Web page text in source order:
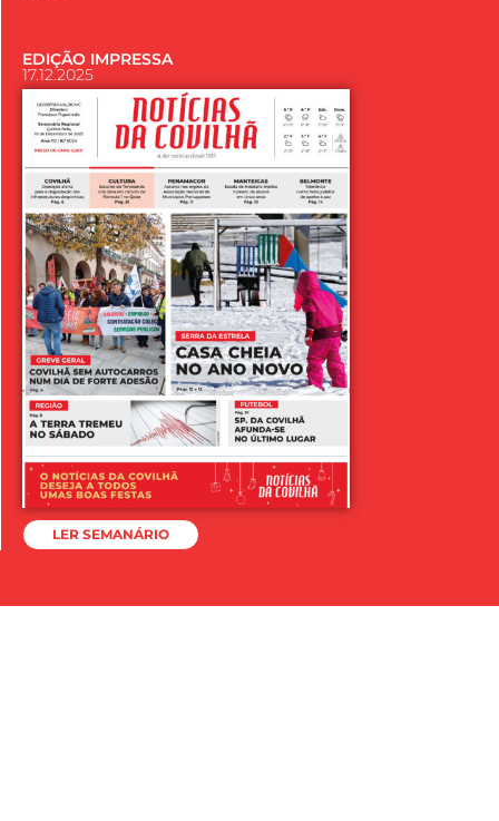
EDIÇÃO IMPRESSA
17.12.2025
LER SEMANÁRIO